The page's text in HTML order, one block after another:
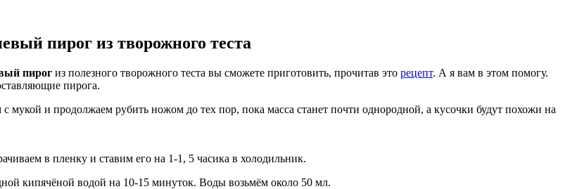
пирог из творожного теста
пирог из полезного творожного теста вы сможете приготовить, прочитав это рецепт. А я вам в этом помогу.
пирога.
мукой и продолжаем рубить ножом до тех пор, пока масса станет почти однородной, а кусочки будут похожи на
в пленку и ставим его на 1-1, 5 часика в холодильник.
кипячёной водой на 10-15 минуток. Воды возьмём около 50 мл.